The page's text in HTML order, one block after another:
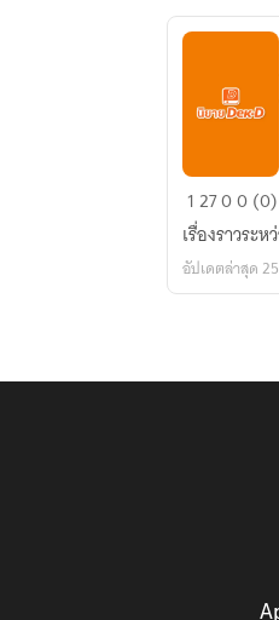
รัก
สดใส
กับ
นาย
12700 (0)
เรื่องราวระ
อัปเดตล่าสุด